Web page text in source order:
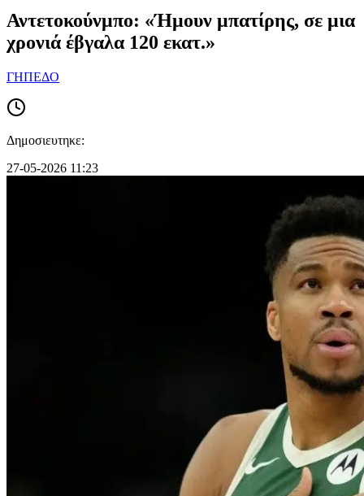
Αντετοκούνμπο: «Ήμουν μπατίρης, σε μια
χρονιά έβγαλα 120 εκατ.»
ΓΗΠΕΔΟ
Δημοσιευτηκε:
27-05-2026 11:23